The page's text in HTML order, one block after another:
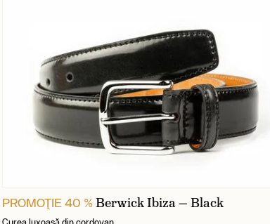
PROMOŢIE 40 %Berwick Ibiza — Black